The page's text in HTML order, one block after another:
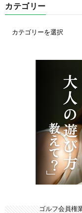
カテゴリー
ゴルフ会員権